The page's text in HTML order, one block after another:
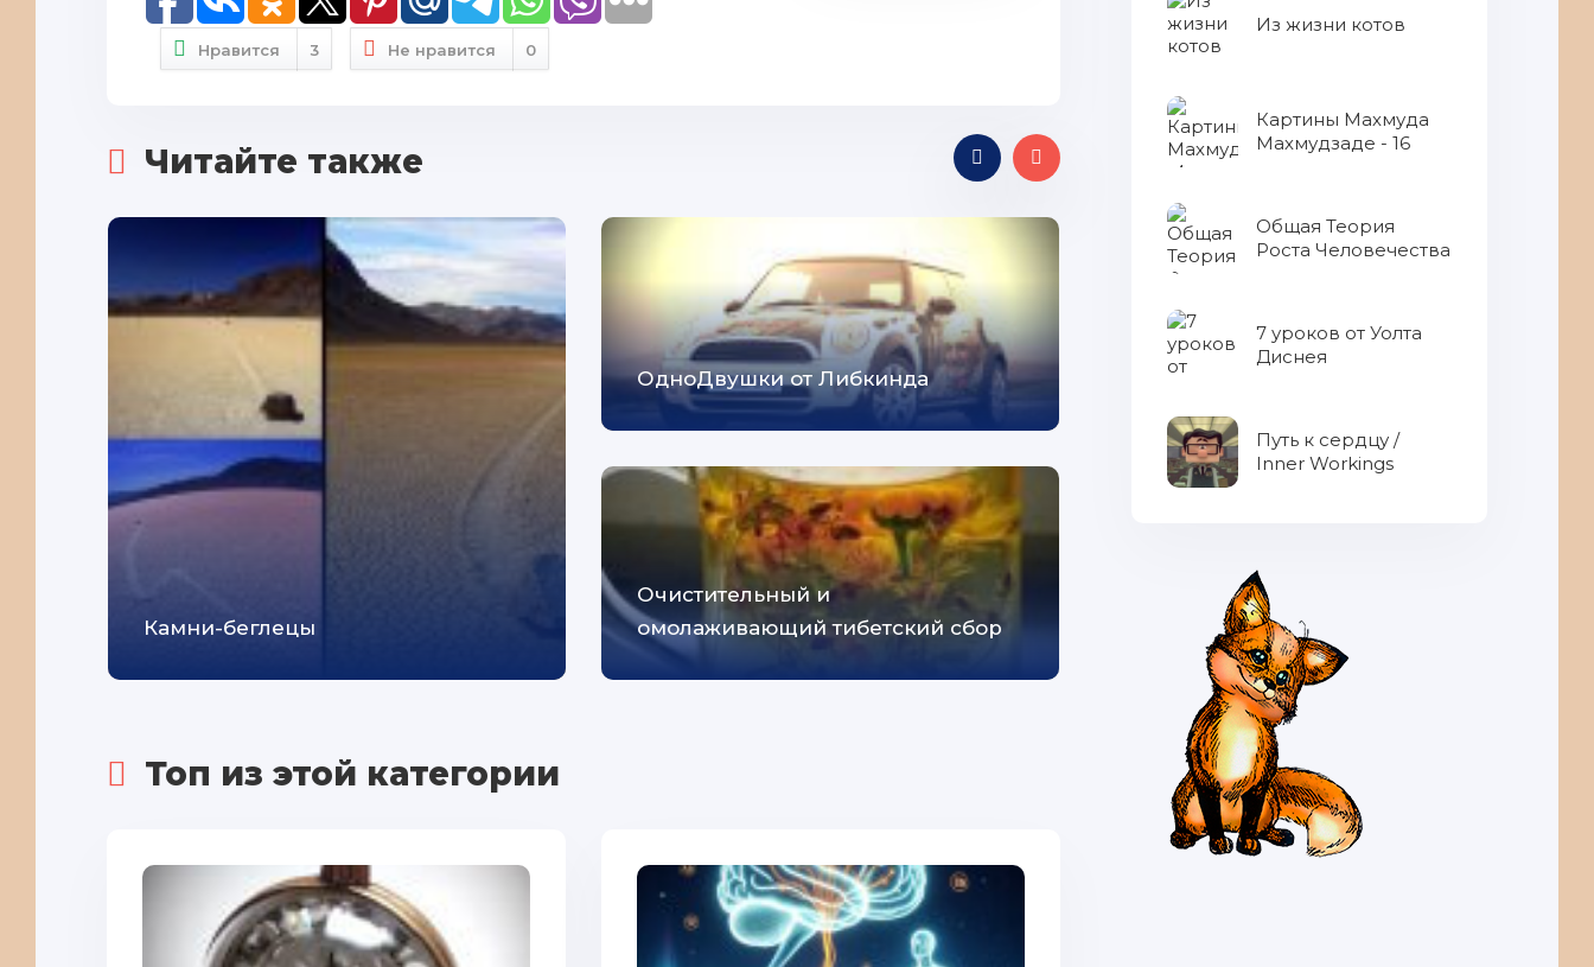
Нравится 3 Не нравится 0
Читайте также
Камни-беглецы
ОдноДвушки от Либкинда
Очистительный и
омолаживающий тибетский сбор
Топ из этой категории
Из жизни котов
Картины Махмуда
Махмудзаде - 16
Общая Теория
Роста Человечества
7 уроков от Уолта
Диснея
Путь к сердцу /
Inner Workings